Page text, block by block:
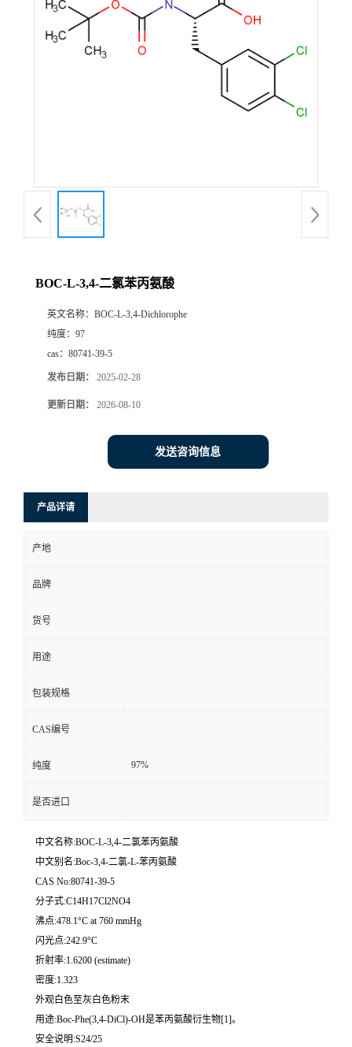
BOC-L-3,4-二氯苯丙氨酸
英文名称： BOC-L-3,4-Dichlorophe
纯度： 97
cas： 80741-39-5
发布日期： 2025-02-28
更新日期： 2026-08-10
发送咨询信息
产品详请
产地
品牌
货号
用途
包装规格
CAS编号
纯度 97%
是否进口
中文名称:BOC-L-3,4-二氯苯丙氨酸
中文别名:Boc-3,4-二氯-L-苯丙氨酸
CAS No:80741-39-5
分子式:C14H17Cl2NO4
沸点:478.1°C at 760 mmHg
闪光点:242.9°C
折射率:1.6200 (estimate)
密度:1.323
外观白色至灰白色粉末
用途:Boc-Phe(3,4-DiCl)-OH是苯丙氨酸衍生物[1]。
安全说明:S24/25